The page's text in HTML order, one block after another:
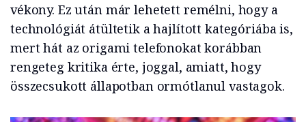
vékony. Ez után már lehetett remélni, hogy a
technológiát átültetik a hajlított kategóriába is,
mert hát az origami telefonokat korábban
rengeteg kritika érte, joggal, amiatt, hogy
összecsukott állapotban ormótlanul vastagok.